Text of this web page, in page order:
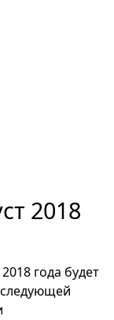
2018
года будет